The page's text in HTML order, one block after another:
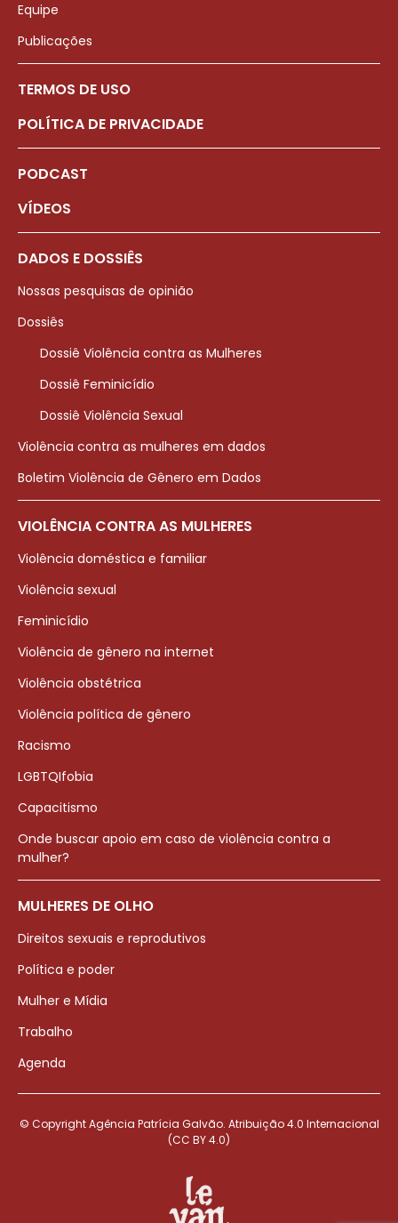
Equipe
Publicações
TERMOS DE USO
POLÍTICA DE PRIVACIDADE
PODCAST
VÍDEOS
DADOS E DOSSIÊS
Nossas pesquisas de opinião
Dossiês
Dossiê Violência contra as Mulheres
Dossiê Feminicídio
Dossiê Violência Sexual
Violência contra as mulheres em dados
Boletim Violência de Gênero em Dados
VIOLÊNCIA CONTRA AS MULHERES
Violência doméstica e familiar
Violência sexual
Feminicídio
Violência de gênero na internet
Violência obstétrica
Violência política de gênero
Racismo
LGBTQIfobia
Capacitismo
Onde buscar apoio em caso de violência contra a
mulher?
MULHERES DE OLHO
Direitos sexuais e reprodutivos
Política e poder
Mulher e Mídia
Trabalho
Agenda
© Copyright Agência Patrícia Galvão. Atribuição 4.0 Internacional
(CC BY 4.0)